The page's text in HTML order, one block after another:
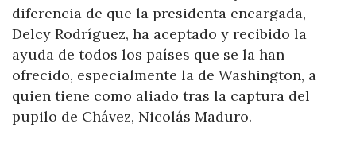
diferencia de que la presidenta encargada,
Delcy Rodríguez, ha aceptado y recibido la
ayuda de todos los países que se la han
ofrecido, especialmente la de Washington, a
quien tiene como aliado tras la captura del
pupilo de Chávez, Nicolás Maduro.